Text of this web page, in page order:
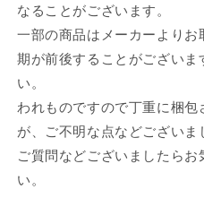
カ
ッ
プ
ー
サ
ー
カ
ッ
プ
ー
サ
ー
なることがございます。
一部の商品はメーカーより
期が前後することがございま
い。
われものですので丁重に梱
が、ご不明な点などございま
ご質問などございましたら
い。